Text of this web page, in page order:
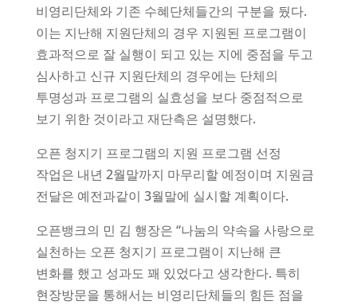
비영리단체와 기존 수혜단체들간의 구분을 뒀다.
이는 지난해 지원단체의 경우 지원된 프로그램이
효과적으로 잘 실행이 되고 있는 지에 중점을 두고
심사하고 신규 지원단체의 경우에는 단체의
투명성과 프로그램의 실효성을 보다 중점적으로
보기 위한 것이라고 재단측은 설명했다.
오픈 청지기 프로그램의 지원 프로그램 선정
작업은 내년 2월말까지 마무리할 예정이며 지원금
전달은 예전과같이 3월말에 실시할 계획이다.
오픈뱅크의 민 김 행장은 “나눔의 약속을 사랑으로
실천하는 오픈 청지기 프로그램이 지난해 큰
변화를 했고 성과도 꽤 있었다고 생각한다. 특히
현장방문을 통해서는 비영리단체들의 힘든 점을